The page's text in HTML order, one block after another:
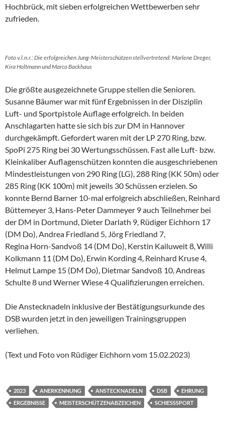
Hochbrück, mit sieben erfolgreichen Wettbewerben sehr
zufrieden.
Foto v.l.n.r.: Die erfolgreichen Jung-Meisterschützen stellvertretend: Marlene Dreger,
Kira Holtmann und Marco Backhaus
Die größte ausgezeichnete Gruppe stellen die Senioren.
Susanne Bäumer war mit fünf Ergebnissen in der Disziplin
Luft- und Sportpistole Auflage erfolgreich. In beiden
Anschlagarten hatte sie sich bis zur DM in Hannover
durchgekämpft. Gefordert waren mit der LP 270 Ring, bzw.
SpoPi 275 Ring bei 30 Wertungsschüssen. Fast alle Luft- bzw.
Kleinkaliber Auflagenschützen konnten die ausgeschriebenen
Mindestleistungen von 290 Ring (LG), 288 Ring (KK 50m) oder
285 Ring (KK 100m) mit jeweils 30 Schüssen erzielen. So
konnte Bernd Barner 10-mal erfolgreich abschließen, Reinhard
Büttemeyer 3, Hans-Peter Dammeyer 9 auch Teilnehmer bei
der DM in Dortmund, Dieter Darlath 9, Rüdiger Eichhorn 17
(DM Do), Andrea Friedland 5, Jörg Friedland 7,
Regina Horn-Sandvoß 14 (DM Do), Kerstin Kailuweit 8, Willi
Kolkmann 11 (DM Do), Erwin Kording 4, Reinhard Kruse 4,
Helmut Lampe 15 (DM Do), Dietmar Sandvoß 10, Andreas
Schulte 8 und Werner Wiese 4 Qualifizierungen erreichen.
Die Anstecknadeln inklusive der Bestätigungsurkunde des
DSB wurden jetzt in den jeweiligen Trainingsgruppen
verliehen.
(Text und Foto von Rüdiger Eichhorn vom 15.02.2023)
2023 ANERKENNUNG ANSTECKNADELN DSB
EHRUNG
ERGEBNISSE
MEISTERSCHÜTZENABZEICHEN SCHIESSSPORT